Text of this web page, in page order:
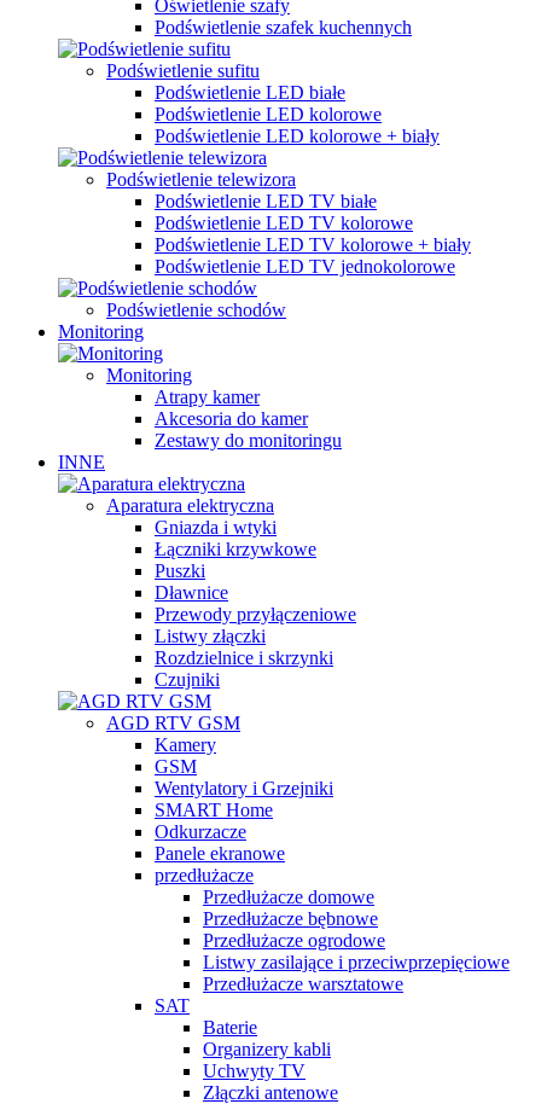
Oświetlenie szafy
Podświetlenie szafek kuchennych
Podświetlenie sufitu
Podświetlenie LED białe
Podświetlenie LED kolorowe
Podświetlenie LED kolorowe + biały
Podświetlenie telewizora
Podświetlenie LED TV białe
Podświetlenie LED TV kolorowe
Podświetlenie LED TV kolorowe + biały
Podświetlenie LED TV jednokolorowe
Podświetlenie schodów
Monitoring
Monitoring
Atrapy kamer
Akcesoria do kamer
Zestawy do monitoringu
INNE
Aparatura elektryczna
Gniazda i wtyki
Łączniki krzywkowe
Puszki
Dławnice
Przewody przyłączeniowe
Listwy złączki
Rozdzielnice i skrzynki
Czujniki
AGD RTV GSM
Kamery
GSM
Wentylatory i Grzejniki
SMART Home
Odkurzacze
Panele ekranowe
przedłużacze
Przedłużacze domowe
Przedłużacze bębnowe
Przedłużacze ogrodowe
Listwy zasilające i przeciwprzepięciowe
Przedłużacze warsztatowe
SAT
Baterie
Organizery kabli
Uchwyty TV
Złączki antenowe